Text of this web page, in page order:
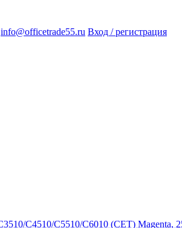
info@officetrade55.ru Вход / регистрация